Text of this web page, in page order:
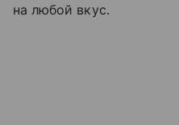
на любой вкус.